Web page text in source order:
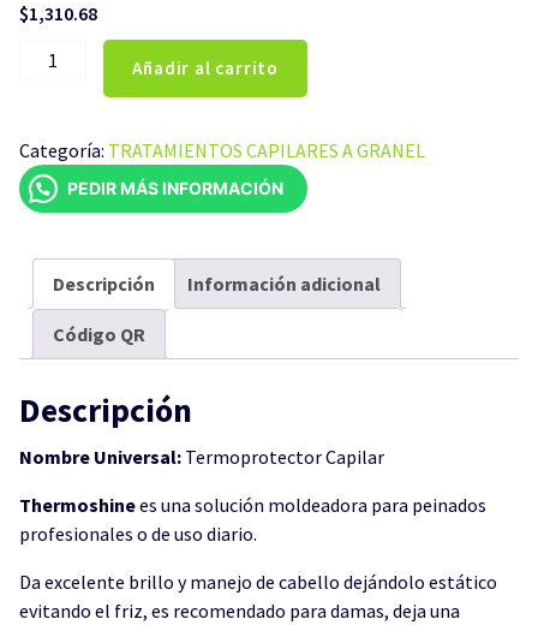
$1,310.68
TERMOSHINE
TRATAMIENTO
CAPILAR
CUBETA
DE
LITROS
cantidad
Añadir al carrito
Categoría: TRATAMIENTOS CAPILARES A GRANEL
PEDIR MÁS INFORMACIÓN
Descripción Información adicional
Código QR
Descripción
Nombre Universal: Termoprotector Capilar
Thermoshinees una solución moldeadora para peinados
profesionales o de uso diario.
Da excelente brillo y manejo de cabello dejándolo estático
evitando el friz, es recomendado para damas, deja una